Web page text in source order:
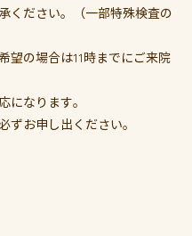
ください。（一部特殊検査の
望の場合は11時までにご来院
なります。
お申し出ください。